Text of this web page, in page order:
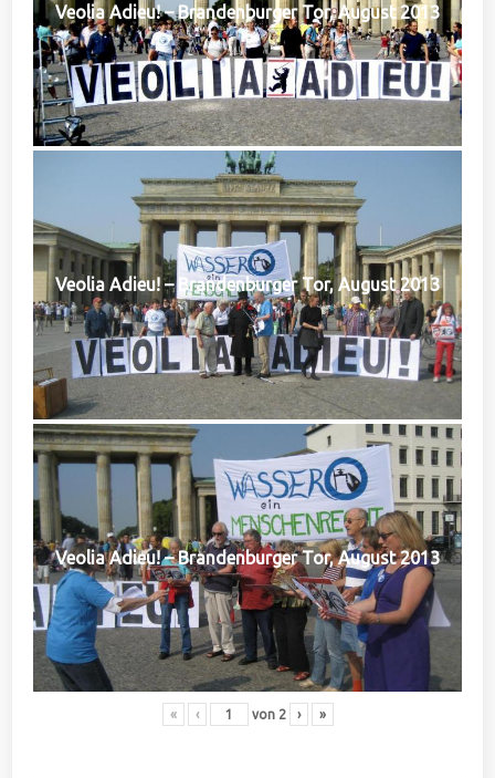
Veolia Adieu! – Brandenburger Tor, August 2013
Veolia Adieu! – Brandenburger Tor, August 2013
Veolia Adieu! – Brandenburger Tor, August 2013
« ‹ von 2 › »